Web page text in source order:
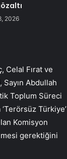
2026
Celal Fırat ve
Sayın Abdullah
Toplum Süreci
Türkiye’
Komisyon
gerektiğini